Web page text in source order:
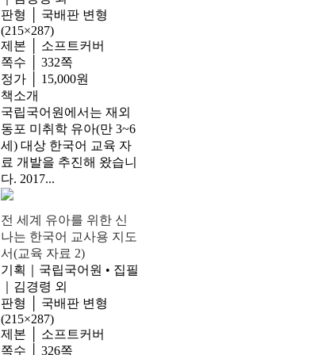
판형 │ 국배판 변형
(215×287)
제본 │ 소프트커버
쪽수 │ 332쪽
정가 │ 15,000원
책소개
국립국어원에서는 재외
동포 미취학 유아(만 3~6
세) 대상 한국어 교육 자
료 개발을 추진해 왔습니
다. 2017...
전 세계 유아를 위한 신
나는 한국어 교사용 지도
서(교육 자료 2)
기획｜국립국어원 • 집필
｜김경령 외
판형 │ 국배판 변형
(215×287)
제본 │ 소프트커버
쪽수 │ 326쪽